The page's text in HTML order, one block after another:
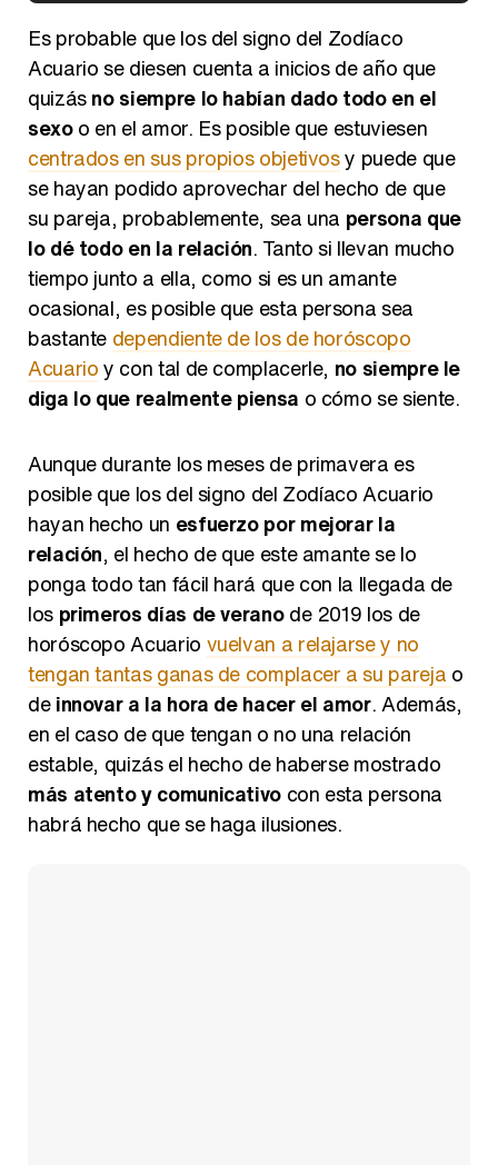
Belén Esteban: "Estoy emocionada, muy contenta y muy feliz por llegar a RTVE"
Es probable que los del signo del Zodíaco
Acuario se diesen cuenta a inicios de año que
quizásno siempre lo habían dado todo en el
sexoo en el amor. Es posible que estuviesen
centrados en sus propios objetivosy puede que
se hayan podido aprovechar del hecho de que
su pareja, probablemente, sea una persona que
lo dé todo en la relación. Tanto si llevan mucho
tiempo junto a ella, como si es un amante
ocasional, es posible que esta persona sea
bastante dependiente de los de horóscopo
Acuarioy con tal de complacerle, no siempre le
diga lo que realmente piensa o cómo se siente.
Aunque durante los meses de primavera es
posible que los del signo del Zodíaco Acuario
hayan hecho un esfuerzo por mejorar la
relación, el hecho de que este amante se lo
ponga todo tan fácil hará que con la llegada de
los primeros días de veranode 2019 los de
horóscopo Acuario vuelvan a relajarse y no
tengan tantas ganas de complacer a su pareja o
deinnovar a la hora de hacer el amor. Además,
en el caso de que tengan o no una relación
estable, quizás el hecho de haberse mostrado
más atento y comunicativo con esta persona
habrá hecho que se haga ilusiones.